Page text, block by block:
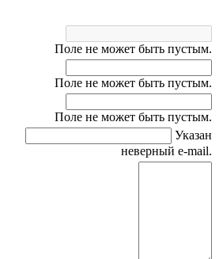
Поле не может быть пустым.
Поле не может быть пустым.
Поле не может быть пустым.
Указан
неверный e-mail.